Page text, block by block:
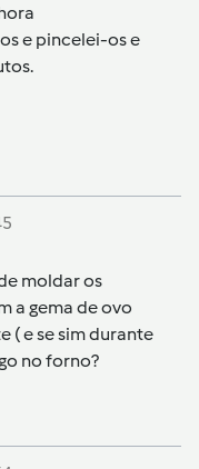
e pincelei-os e
moldar os
a gema de ovo
( e se sim durante
no forno?